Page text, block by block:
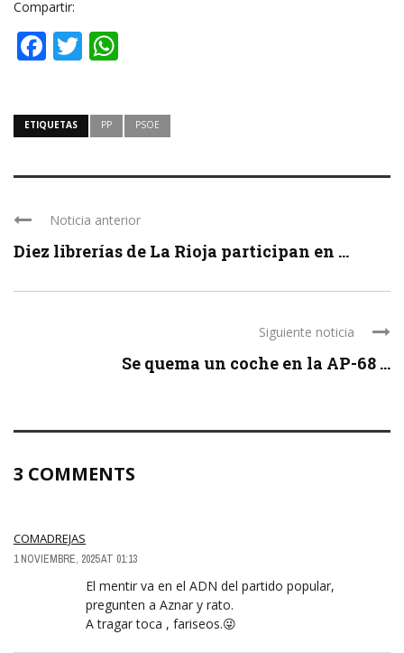
Compartir:
Facebook
Twitter
ETIQUETAS PP PSOE
Noticia anterior
Diez librerías de La Rioja participan en ...
Siguiente noticia
Se quema un coche en la AP-68 ...
3 COMMENTS
COMADREJAS
1 NOVIEMBRE, 2025 AT 01:13
El mentir va en el ADN del partido popular,
pregunten a Aznar y rato.
A tragar toca , fariseos.😜